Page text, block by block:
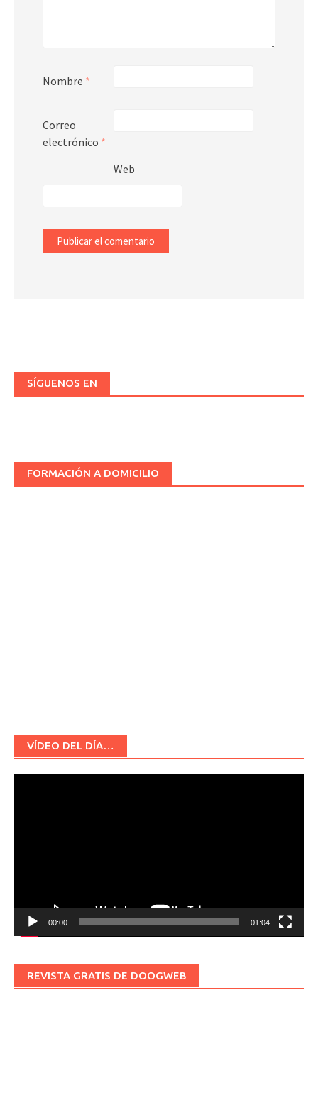
Nombre *
Correo
electrónico *
Web
SÍGUENOS EN
FORMACIÓN A DOMICILIO
VÍDEO DEL DÍA…
00:00 01:04
REVISTA GRATIS DE DOOGWEB